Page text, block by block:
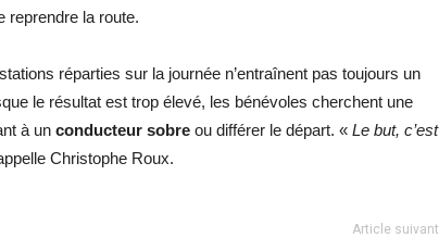
reprendre la route.
réparties sur la journée n’entraînent pas toujours un
le résultat est trop élevé, les bénévoles cherchent une
à un conducteur sobre ou différer le départ. « Le but, c’est
Christophe Roux.
Article suivant